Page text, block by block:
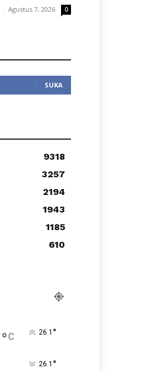
- Agustus 7, 2026 0
SUKA
9318
3257
2194
1943
1185
610
°C 26.1 °
26.1 °